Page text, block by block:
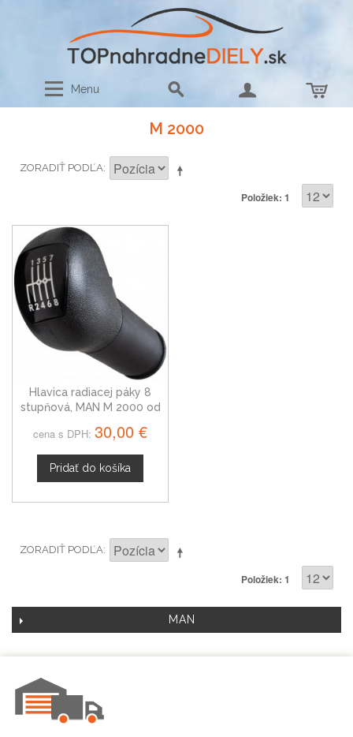
Menu
M 2000
ZORADIŤ PODĽA
Položiek: 1
Hlavica radiacej páky 8
stupňová, MAN M 2000 od
cena s DPH: 30,00 €
Pridať do košíka
ZORADIŤ PODĽA
Položiek: 1
MAN